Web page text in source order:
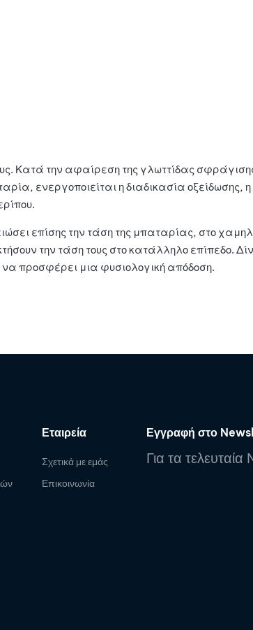
Κατά την αφαίρεση της γλωττίδας
ενεργοποιείται η διαδικασία οξείδωσης,
επίσης την τάση της μπαταρίας, στο
την τάση τους στο κατάλληλο επίπεδο.
προσφέρει μια φυσιολογική απόδοση.
Εταιρεία
Σχετικά με εμάς
Επικοινωνία
Εγγραφή στο
Για τα